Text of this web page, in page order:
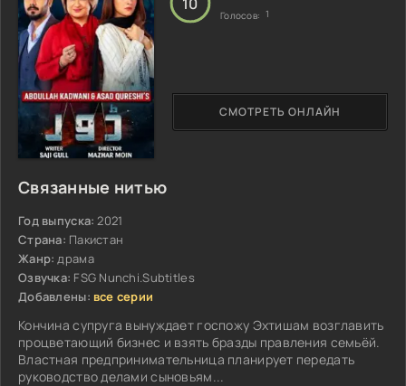
Связанные нитью
Год выпуска: 2021
Страна: Пакистан
Жанр: драма
Озвучка: FSG Nunchi.Subtitles
Добавлены: все серии
Кончина супруга вынуждает госпожу Эхтишам возглавить
процветающий бизнес и взять бразды правления семьёй.
Властная предпринимательница планирует передать
руководство делами сыновьям...
СМОТРЕТЬ ОНЛАЙН
10
Голосов: 1